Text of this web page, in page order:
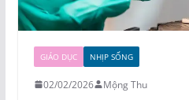
GIÁO DỤC NHỊP SỐNG
02/02/2026 Mộng Thu